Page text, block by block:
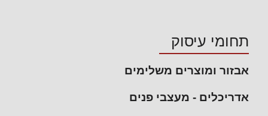
תחומי עיסוק
אבזור ומוצרים משלימים
אדריכלים - מעצבי פנים